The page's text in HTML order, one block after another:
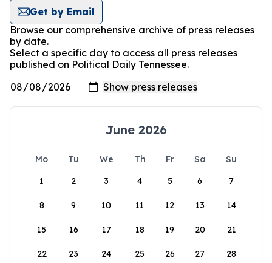
Get by Email
Browse our comprehensive archive of press releases
by date.
Select a specific day to access all press releases
published on Political Daily Tennessee.
June 2026
Mo Tu We Th Fr Sa
Su
1
2 3 4 5 6 7
8 9 10 11 12 13 14
15 16 17 18 19 20 21
22 23 24 25 26 27 28